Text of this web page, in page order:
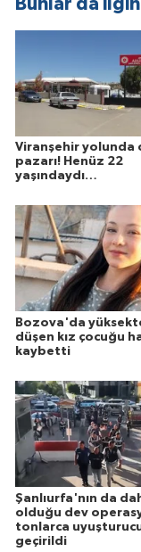
Viranşehir yolunda
pazarı! Henüz 22
yaşındaydı…
Bozova'da
düşen kız çocuğu
kaybetti
Şanlıurfa'nın da
olduğu dev
tonlarca
geçirildi